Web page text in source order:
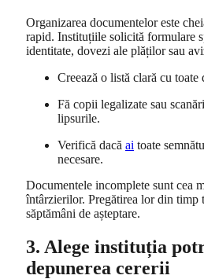
Organizarea documentelor este
rapid. Instituțiile solicită formulare
identitate, dovezi ale plăților sau
Creează o listă clară cu toate
Fă copii legalizate sau
lipsurile.
Verifică dacă ai toate
necesare.
Documentele incomplete sunt cea
întârzierilor. Pregătirea lor din timp
săptămâni de așteptare.
3. Alege instituția
depunerea cererii